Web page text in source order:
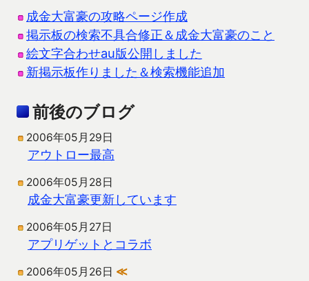
成金大富豪の攻略ページ作成
掲示板の検索不具合修正＆成金大富豪のこと
絵文字合わせau版公開しました
新掲示板作りました＆検索機能追加
前後のブログ
2006年05月29日
アウトロー最高
2006年05月28日
成金大富豪更新しています
2006年05月27日
アプリゲットとコラボ
2006年05月26日 ≪